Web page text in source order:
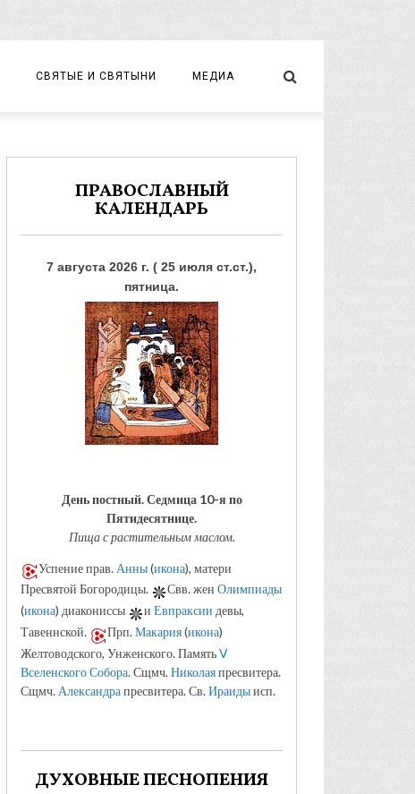
СВЯТЫЕ И СВЯТЫНИ МЕДИА
ФОТО
ПРАВОСЛАВНЫЙ
КАЛЕНДАРЬ
7 августа 2026 г. ( 25 июля ст.ст.),
пятница.
День постный.Седмица 10-я по
Пятидесятнице.
Пища с растительным маслом.
Успение прав. Анны(икона), матери
Пресвятой Богородицы.
Свв. жен Олимпиады
(икона) диакониссы и Евпраксии девы,
Тавеннской.
Прп.Макария(икона)
Желтоводского, Унженского. ПамятьV
Вселенского Собора. Сщмч.Николаяпресвитера.
Сщмч. Александрапресвитера. Св.Ираидыисп.
ДУХОВНЫЕ ПЕСНОПЕНИЯ